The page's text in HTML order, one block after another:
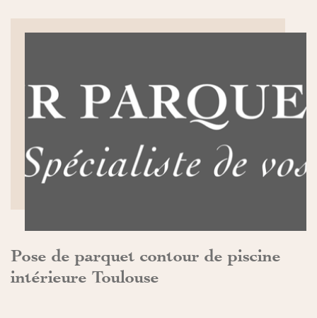
Pose de parquet contour de piscine
intérieure Toulouse
DÉCOUVRIR>>